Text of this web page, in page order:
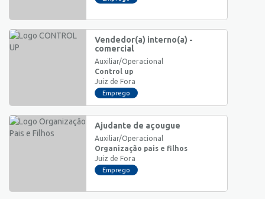
Vendedor(a) interno(a) -
comercial
Auxiliar/Operacional
Control up
Juiz de Fora
Emprego
Ajudante de açougue
Auxiliar/Operacional
Organização pais e filhos
Juiz de Fora
Emprego